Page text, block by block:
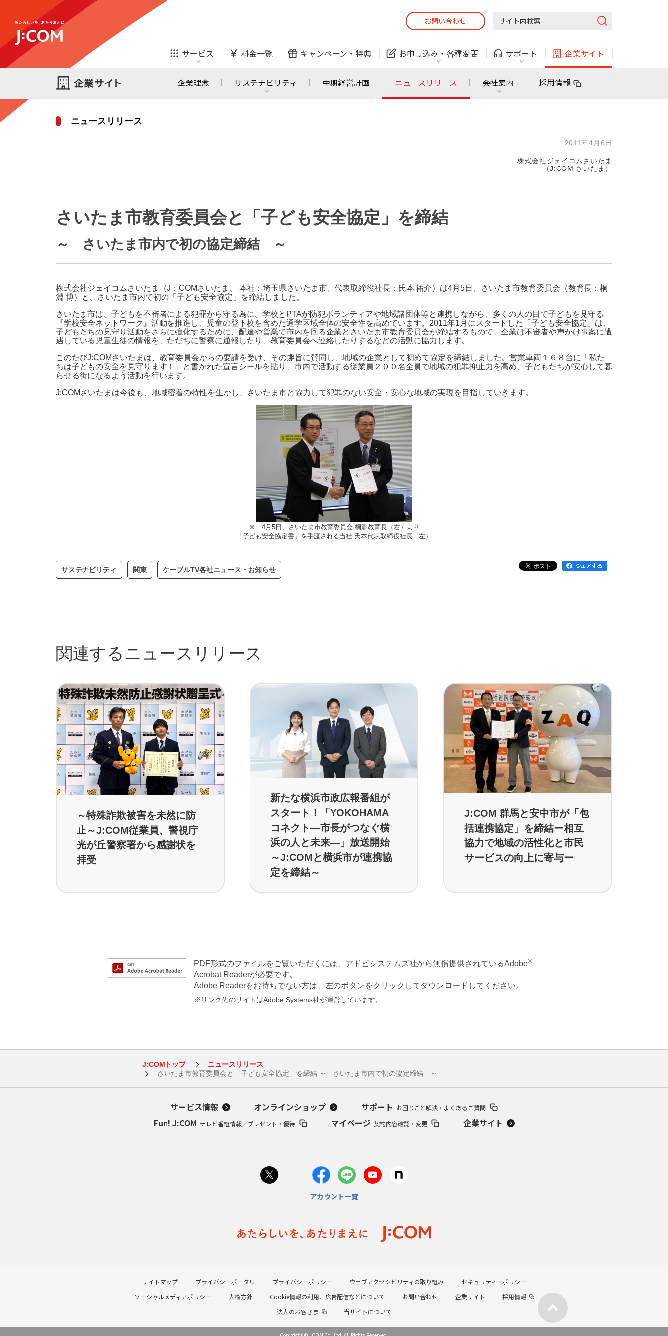
お問い合わせ
サービス 料金一覧 キャンペーン・ 特典 お申し込み・ 各種変更 サポート 企業サイト
ガス
利用できる物件も！
対応エリア・物件をご案内
ガス
J:COM STREAM えんかくサポート
おうちサポート
障害・メンテナンス情報
各種お手続き
テレビ でんき 固定電話
ほけん ローン 防犯カメラ
法人・自治体向けサービス
企業理念 サステナビリティ 中期経営計画 ニュースリリース 会社案内 採用情報
ニュースリリース
2011年4月6日
株式会社ジェイコムさいたま
（J:COM さいたま）
さいたま市教育委員会と「子ども安全協定」を締結
～ さいたま市内で初の協定締結 ～
株式会社ジェイコムさいたま（J：COMさいたま、 本社：埼玉県さいたま市、代表取締役社長：氏本 祐介）は4月5日、さいたま市教育委員会（教育長：桐
淵 博）と、さいたま市内で初の「子ども安全協定」を締結しました。
さいたま市は、子どもを不審者による犯罪から守る為に、学校とPTAが防犯ボランティアや地域諸団体等と連携しながら、多くの人の目で子どもを見守る
『学校安全ネットワーク』活動を推進し、児童の登下校を含めた通学区域全体の安全性を高めています。2011年1月にスタートした「子ども安全協定」は、
子どもたちの見守り活動をさらに強化するために、配達や営業で市内を回る企業とさいたま市教育委員会が締結するもので、企業は不審者や声かけ事案に遭
遇している児童生徒の情報を、ただちに警察に通報したり、教育委員会へ連絡したりするなどの活動に協力します。
このたびJ:COMさいたまは、教育委員会からの要請を受け、その趣旨に賛同し、地域の企業として初めて協定を締結しました。営業車両１６８台に「私た
ちは子どもの安全を見守ります！」と書かれた宣言シールを貼り、市内で活動する従業員２００名全員で地域の犯罪抑止力を高め、子どもたちが安心して暮
らせる街になるよう活動を行います。
J:COMさいたまは今後も、地域密着の特性を生かし、さいたま市と協力して犯罪のない安全・安心な地域の実現を目指していきます。
※ 4月5日、さいたま市教育委員会 桐淵教育長（右）より
「子ども安全協定書」を手渡される当社 氏本代表取締役社長（左）
サステナビリティ 関東 ケーブルTV各社ニュース・お知らせ
関連するニュースリリース
～特殊詐欺被害を未然に防
止～J:COM従業員、警視庁
光が丘警察署から感謝状を
拝受
新たな横浜市政広報番組が
スタート！「YOKOHAMA
コネクト―市長がつなぐ横
浜の人と未来―」放送開始
～J:COMと横浜市が連携協
定を締結～
J:COM 群馬と安中市が「包
括連携協定」を締結ー相互
協力で地域の活性化と市民
サービスの向上に寄与ー
PDF形式のファイルをご覧いただくには、アドビシステムズ社から無償提供されているAdobe®
Acrobat Readerが必要です。
Adobe Readerをお持ちでない方は、左のボタンをクリックしてダウンロードしてください。
※リンク先のサイトはAdobe Systems社が運営しています。
J:COMトップ
ニュースリリース
さいたま市教育委員会と「子ども安全協定」を締結 ～ さいたま市内で初の協定締結 ～
サービス情報 オンラインショップ サポート お困りごと解決・よくあるご質問
Fun! J:COM テレビ番組情報／プレゼント・優待 マイページ 契約内容確認・変更 企業サイト
アカウント一覧
サイトマップ プライバシーポータル プライバシーポリシー ウェブアクセシビリティの取り組み
セキュリティーポリシー
ソーシャルメディアポリシー
人権方針 Cookie情報の利用、広告配信などについて お問い合わせ 企業サイト
採用情報
法人のお客さま
当サイトについて